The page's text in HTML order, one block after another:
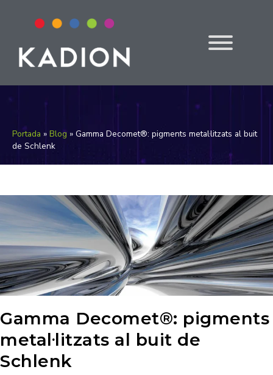
Portada » Blog » Gamma Decomet®: pigments metal·litzats al buit
de Schlenk
Gamma Decomet®: pigments
metal·litzats al buit de
Schlenk